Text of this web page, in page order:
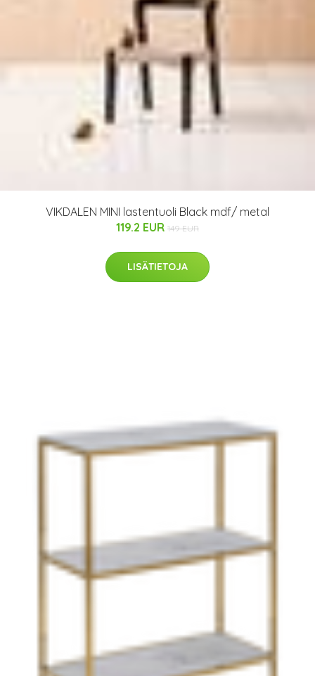
VIKDALEN MINI lastentuoli Black mdf/ metal
119.2 EUR 149 EUR
LISÄTIETOJA